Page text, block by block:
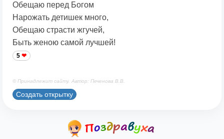
Обещаю перед Богом
Нарожать детишек много,
Обещаю страсти жгучей,
Быть женою самой лучшей!
5
© Принадлежит сайту. Автор: Печенова В.В.
Создать открытку